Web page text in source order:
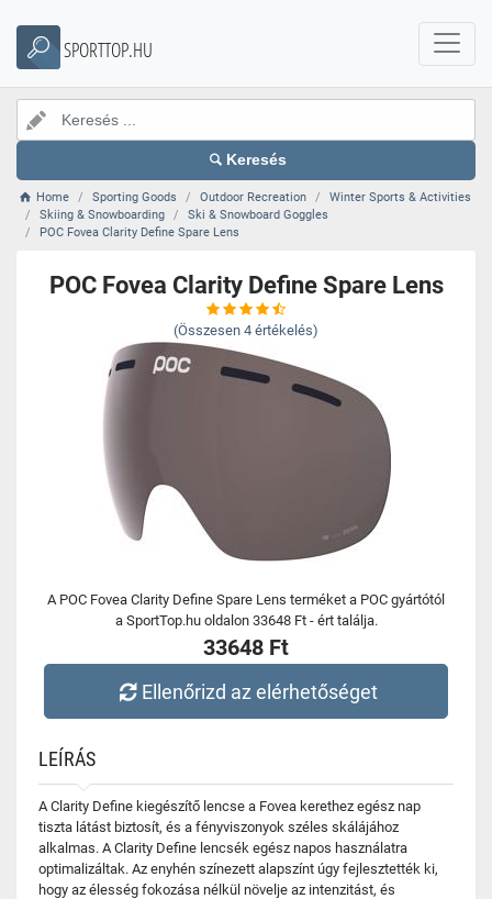
SPORTTOP.HU
Keresés
Home Sporting Goods Outdoor Recreation
Winter Sports & Activities
Skiing & Snowboarding
Ski & Snowboard Goggles
POC Fovea Clarity Define Spare Lens
POC Fovea Clarity Define Spare Lens
(Összesen 4 értékelés)
A POC Fovea Clarity Define Spare Lens terméket a POC gyártótól
a SportTop.hu oldalon 33648 Ft - ért találja.
33648 Ft
Ellenőrizd az elérhetőséget
LEÍRÁS
A Clarity Define kiegészítő lencse a Fovea kerethez egész nap
tiszta látást biztosít, és a fényviszonyok széles skálájához
alkalmas. A Clarity Define lencsék egész napos használatra
optimalizáltak. Az enyhén színezett alapszínt úgy fejlesztették ki,
hogy az élesség fokozása nélkül növelje az intenzitást, és